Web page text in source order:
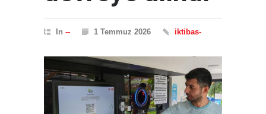
In -- 1 Temmuz 2026 iktibas-